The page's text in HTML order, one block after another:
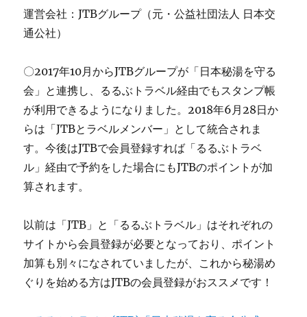
運営会社：JTBグループ（元・公益社団法人 日本交
通公社）
〇2017年10月からJTBグループが「日本秘湯を守る
会」と連携し、るるぶトラベル経由でもスタンプ帳
が利用できるようになりました。2018年6月28日か
らは「JTBとラベルメンバー」として統合されま
す。今後はJTBで会員登録すれば「るるぶトラベ
ル」経由で予約をした場合にもJTBのポイントが加
算されます。
以前は「JTB」と「るるぶトラベル」はそれぞれの
サイトから会員登録が必要となっており、ポイント
加算も別々になされていましたが、これから秘湯め
ぐりを始める方はJTBの会員登録がおススメです！